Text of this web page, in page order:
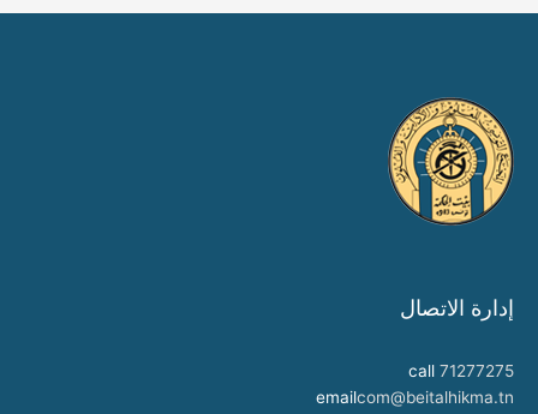
إدارة الاتصال
call 71277275
emailcom@beitalhikma.tn